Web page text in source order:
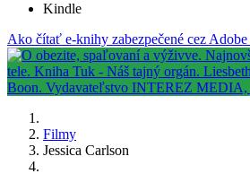
Kindle
Ako čítať e-knihy zabezpečené cez
Filmy
Jessica Carlson